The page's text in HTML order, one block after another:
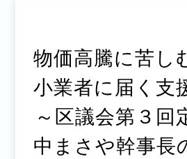
物価高騰に苦し
小業者に届く
～区議会第３回
中まさや幹事長